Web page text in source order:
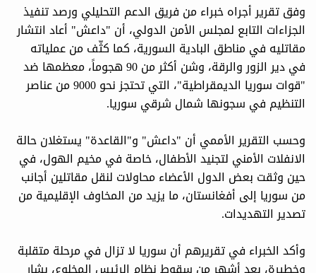
وفق تقرير أجراه خبراء من فريق الدعم التحليلي ورصد تنفيذ
الجزاءات التابع لمجلس الأمن الدولي، أن "داعش" أعاد انتشار
مقاتليه في مناطق البادية السورية، كما كثّف من عملياته
في دير الزور والرقة، وشن أكثر من 90 هجوماً، معظمها ضد
"قوات سوريا الديمقراطية"، التي تحتجز نحو 9000 من عناصر
التنظيم في سجونها شمال شرقي سوريا.
وحسب التقرير الأممي أن "داعش" و"القاعدة" يستغلان حالة
الانفلات الأمني لتجنيد الأطفال، خاصة في مخيم الهول، في
حين وثقت بعض الدول الأعضاء محاولات لنقل مقاتلين أجانب
من سوريا إلى أفغانستان، ما يزيد من المخاوف الإقليمية من
تصدير التهديدات.
وأكد الخبراء في تقريرهم أن سوريا لا تزال في مرحلة متقلبة